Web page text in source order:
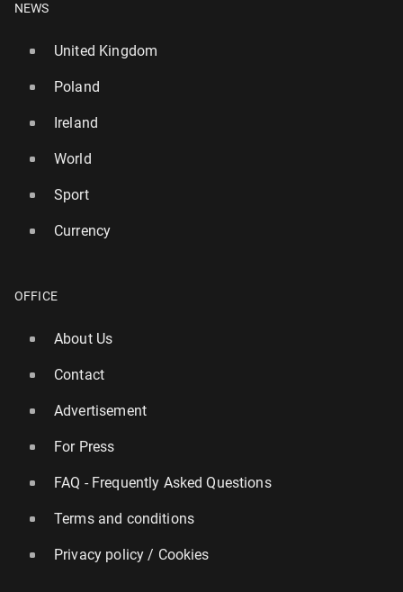
NEWS
United Kingdom
Poland
Ireland
World
Sport
Currency
OFFICE
About Us
Contact
Advertisement
For Press
FAQ - Frequently Asked Questions
Terms and conditions
Privacy policy / Cookies